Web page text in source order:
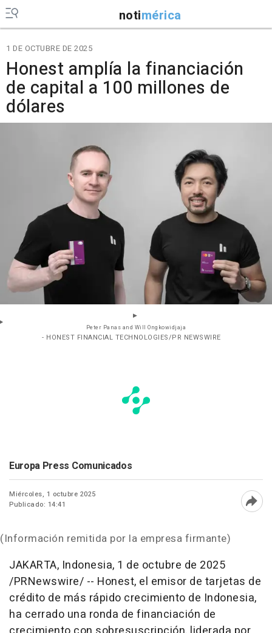
notimérica
1 DE OCTUBRE DE 2025
Honest amplía la financiación
de capital a 100 millones de
dólares
Peter Panas and Will Ongkowidjaja
- HONEST FINANCIAL TECHNOLOGIES/PR NEWSWIRE
Europa Press Comunicados
Miércoles, 1 octubre 2025
Publicado: 14:41
(Información remitida por la empresa firmante)
JAKARTA, Indonesia, 1 de octubre de 2025
/PRNewswire/ -- Honest, el emisor de tarjetas de
crédito de más rápido crecimiento de Indonesia,
ha cerrado una ronda de financiación de